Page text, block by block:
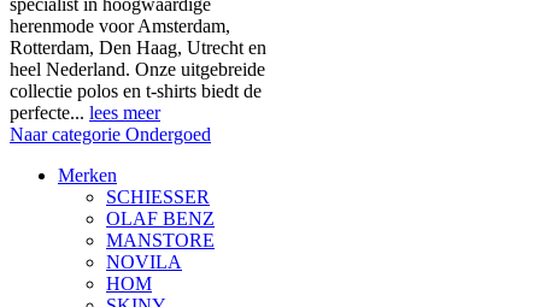
specialist in hoogwaardige
herenmode voor Amsterdam,
Rotterdam, Den Haag, Utrecht en
heel Nederland. Onze uitgebreide
collectie polos en t-shirts biedt de
perfecte... lees meer
Naar categorie Ondergoed
Merken
SCHIESSER
OLAF BENZ
MANSTORE
NOVILA
HOM